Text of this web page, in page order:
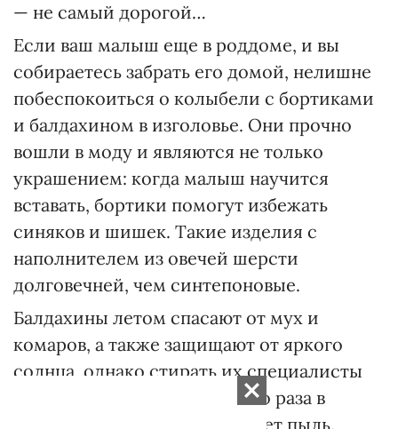
— не самый дорогой…
Если ваш малыш еще в роддоме, и вы
собираетесь забрать его домой, нелишне
побеспокоиться о колыбели с бортиками
и балдахином в изголовье. Они прочно
вошли в моду и являются не только
украшением: когда малыш научится
вставать, бортики помогут избежать
синяков и шишек. Такие изделия с
наполнителем из овечей шерсти
долговечней, чем синтепоновые.
Балдахины летом спасают от мух и
комаров, а также защищают от яркого
солнца, однако стирать их специалисты
рекомендуют не реже одного раза в
неделю — он активно собирает пыль.